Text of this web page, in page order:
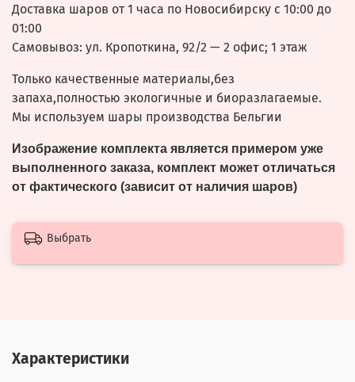
Доставка шаров от 1 часа по Новосибирску с 10:00 до
01:00
Самовывоз: ул. Кропоткина, 92/2 — 2 офис; 1 этаж
Только качественные материалы,без
запаха,полностью экологичные и биоразлагаемые.
Мы используем шары производства Бельгии
Изображение комплекта является примером уже
выполненного заказа, комплект может отличаться
от фактического (зависит от наличия шаров)
Выбрать
Характеристики